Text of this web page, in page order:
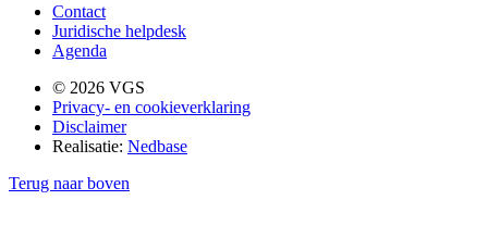
Contact
Juridische helpdesk
Agenda
© 2026 VGS
Privacy- en cookieverklaring
Disclaimer
Realisatie: Nedbase
Terug naar boven